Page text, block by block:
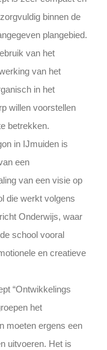
binnen de
plangebied.
van het
van het
in het
willen voorstellen
betrekken.
in IJmuiden is
een
van een visie op
die werkt volgens
Onderwijs, waar
school vooral
en creatieve
“Ontwikkelings
het
moeten ergens een
uitvoeren. Het is